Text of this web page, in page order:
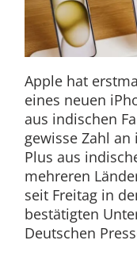
Apple hat
eines neuen
aus indischen
gewisse Zahl
Plus aus
mehreren
seit Freitag in
bestätigten
Deutschen